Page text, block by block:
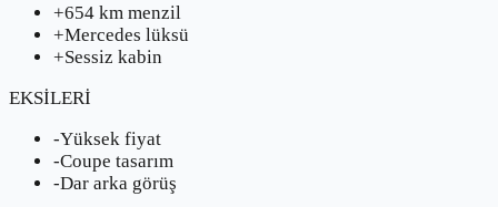
+654 km menzil
+Mercedes lüksü
+Sessiz kabin
EKSİLERİ
-Yüksek fiyat
-Coupe tasarım
-Dar arka görüş